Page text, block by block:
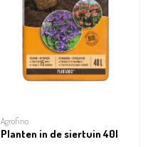
Agrofino
Planten in de siertuin 40l